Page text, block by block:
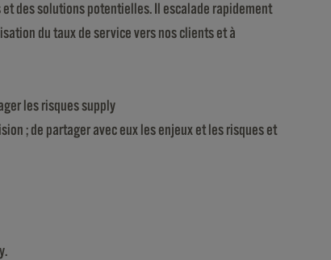
des solutions potentielles. Il escalade rapidement
du taux de service vers nos clients et à
les risques supply
; de partager avec eux les enjeux et les risques et